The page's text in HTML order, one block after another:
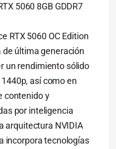
5060 8GB GDDR7
RTX 5060 OC Edition
última generación
un rendimiento sólido
así como en
contenido y
por inteligencia
arquitectura NVIDIA
incorpora tecnologías